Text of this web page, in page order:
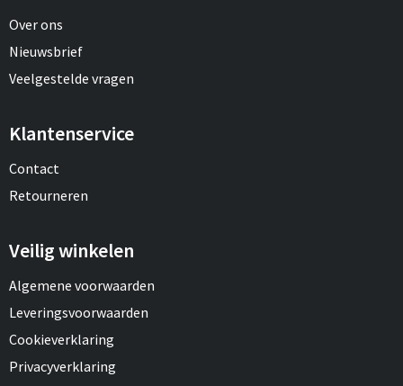
Over ons
Nieuwsbrief
Veelgestelde vragen
Klantenservice
Contact
Retourneren
Veilig winkelen
Algemene voorwaarden
Leveringsvoorwaarden
Cookieverklaring
Privacyverklaring